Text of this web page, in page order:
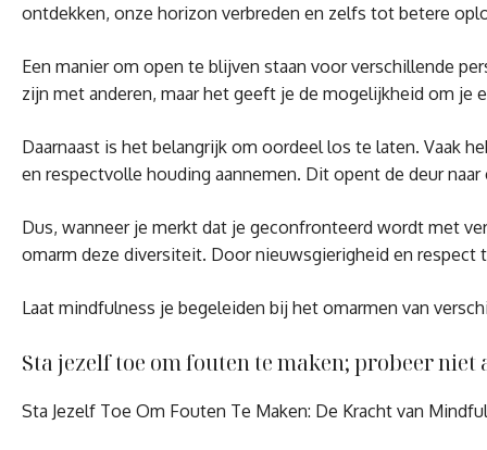
ontdekken, onze horizon verbreden en zelfs tot betere
Een manier om open te blijven staan voor verschillende
zijn met anderen, maar het geeft je de mogelijkheid om
Daarnaast is het belangrijk om oordeel los te laten. Vaak
en respectvolle houding aannemen. Dit opent de deur
Dus, wanneer je merkt dat je geconfronteerd wordt met
omarm deze diversiteit. Door nieuwsgierigheid en
Laat mindfulness je begeleiden bij het omarmen van
Sta jezelf toe om fouten te maken; probeer
Sta Jezelf Toe Om Fouten Te Maken: De Kracht van